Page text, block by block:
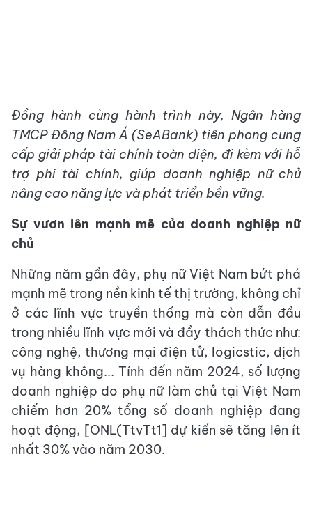
Đồng hành cùng hành trình này, Ngân hàng
TMCP Đông Nam Á (SeABank) tiên phong cung
cấp giải pháp tài chính toàn diện, đi kèm với hỗ
trợ phi tài chính, giúp doanh nghiệp nữ chủ
nâng cao năng lực và phát triển bền vững.
Sự vươn lên mạnh mẽ của doanh nghiệp nữ
chủ
Những năm gần đây, phụ nữ Việt Nam bứt phá
mạnh mẽ trong nền kinh tế thị trường, không chỉ
ở các lĩnh vực truyền thống mà còn dẫn đầu
trong nhiều lĩnh vực mới và đầy thách thức như:
công nghệ, thương mại điện tử, logicstic, dịch
vụ hàng không... Tính đến năm 2024, số lượng
doanh nghiệp do phụ nữ làm chủ tại Việt Nam
chiếm hơn 20% tổng số doanh nghiệp đang
hoạt động, [ONL(TtvTt1] dự kiến sẽ tăng lên ít
nhất 30% vào năm 2030.